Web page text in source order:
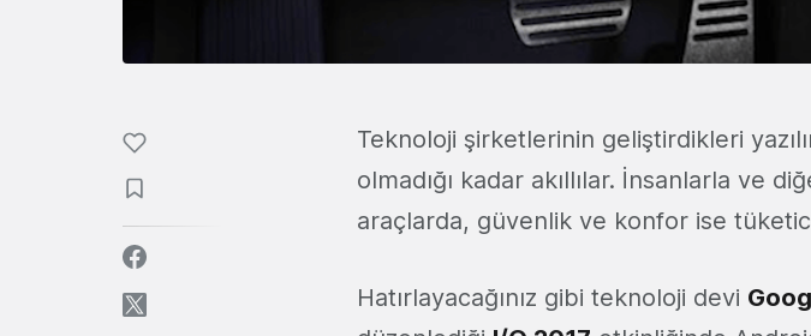
Teknoloji şirketlerinin geliştirdikleri
olmadığı kadar akıllılar. İnsanlarla ve
araçlarda, güvenlik ve konfor ise
Hatırlayacağınız gibi teknoloji devi